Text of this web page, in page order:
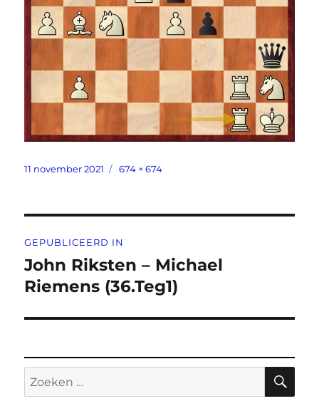
Geplaatst
11 november 2021
Volledige
674 × 674
navigatie
GEPUBLICEERD IN
John Riksten – Michael
Riemens (36.Teg1)
Zoeken
naar: